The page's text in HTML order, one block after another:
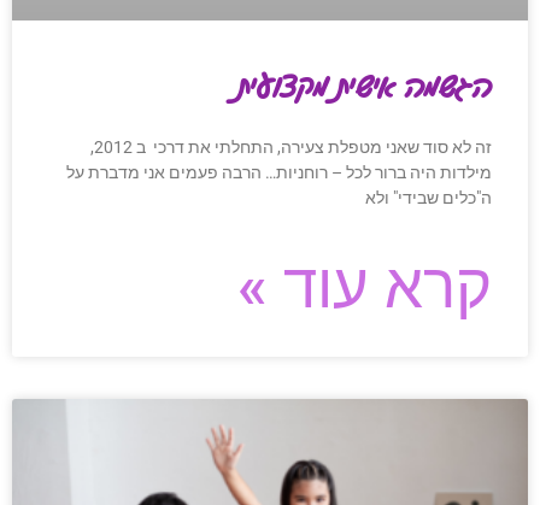
הגשמה אישית מקצועית
זה לא סוד שאני מטפלת צעירה, התחלתי את דרכי ב 2012,
מילדות היה ברור לכל – רוחניות… הרבה פעמים אני מדברת על
ה"כלים שבידי" ולא
קרא עוד »